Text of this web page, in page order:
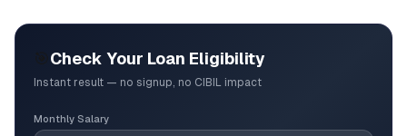
Check Your Loan Eligibility
Instant result — no signup, no CIBIL impact
Monthly Salary